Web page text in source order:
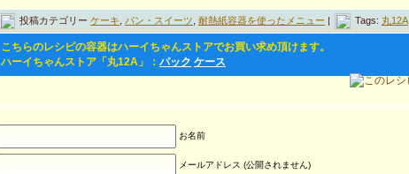
投稿カテゴリー ケーキ パン・スイーツ 耐熱紙容器を使ったメニュー | Tags: 丸12A
こちらのレシピの容器はハーイちゃんストアでお買い求め頂けます。
ハーイちゃんストア「丸12A」： パック ケース
お名前
メールアドレス (公開されません)